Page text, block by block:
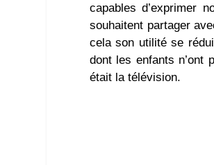
capables d’exprimer
souhaitent partager
cela son utilité se
dont les enfants n’ont
était la télévision.